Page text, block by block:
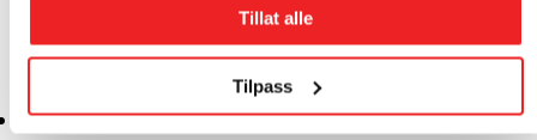
Tillat alle
Tilpass